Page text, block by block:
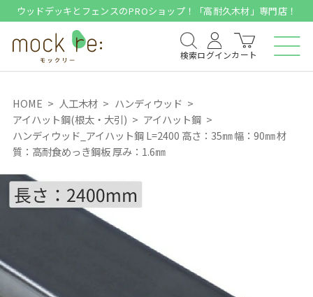
ウッドデッキとフェンスのPROショップ！「高耐久木材」専門店！
検索ログインカート
HOME 人工木材
ハンディウッド
アイハット鋼(根太・大引)
アイハット鋼
ハンディウッド_アイハット鋼 L=2400 高さ：35㎜ 幅：90㎜ 材
質：高耐食めっき鋼板 厚み：1.6㎜